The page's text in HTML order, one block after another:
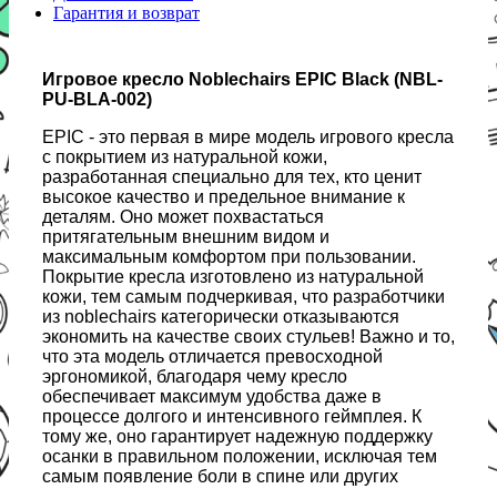
Гарантия и возврат
Игровое кресло Noblechairs EPIC Black (NBL-
PU-BLA-002)
EPIC - это первая в мире модель игрового кресла
с покрытием из натуральной кожи,
разработанная специально для тех, кто ценит
высокое качество и предельное внимание к
деталям. Оно может похвастаться
притягательным внешним видом и
максимальным комфортом при пользовании.
Покрытие кресла изготовлено из натуральной
кожи, тем самым подчеркивая, что разработчики
из noblechairs категорически отказываются
экономить на качестве своих стульев! Важно и то,
что эта модель отличается превосходной
эргономикой, благодаря чему кресло
обеспечивает максимум удобства даже в
процессе долгого и интенсивного геймплея. К
тому же, оно гарантирует надежную поддержку
осанки в правильном положении, исключая тем
самым появление боли в спине или других